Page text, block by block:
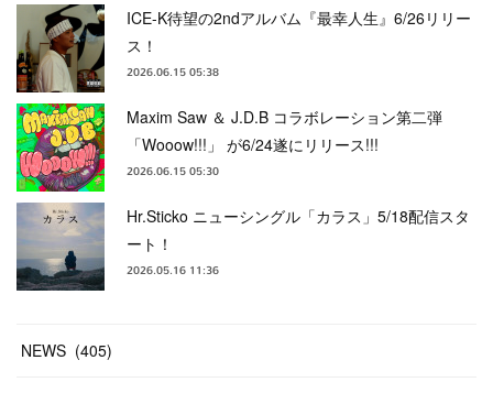
ICE-K待望の2ndアルバム『最幸人生』6/26リリー
ス！
2026.06.15 05:38
Maxim Saw ＆ J.D.B コラボレーション第二弾
「Wooow!!!」 が6/24遂にリリース!!!
2026.06.15 05:30
Hr.Sticko ニューシングル「カラス」5/18配信スタ
ート！
2026.05.16 11:36
NEWS (405)